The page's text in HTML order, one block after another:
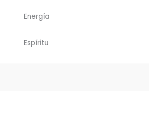
Energía
Espíritu